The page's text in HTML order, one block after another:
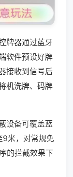
牌器通过蓝牙
软件预设好牌
接收到信号后
机洗牌、码牌
设备可覆盖蓝
9米，对常规免
的拦截效果下